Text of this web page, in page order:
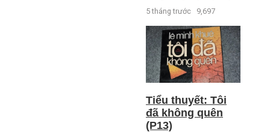
5 tháng trước 9,697
Tiểu thuyết: Tôi
đã không quên
(P13)